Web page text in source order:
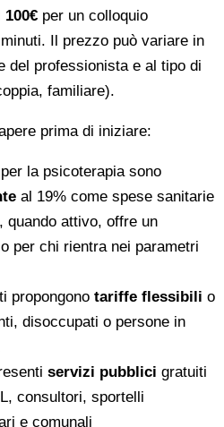
100€ per un colloquio
Il prezzo può variare in
del professionista e al tipo di
familiare).
prima di iniziare:
la psicoterapia sono
al 19% come spese sanitarie
, quando attivo, offre un
per chi rientra nei parametri
propongono tariffe flessibili o
disoccupati o persone in
servizi pubblici gratuiti
consultori, sportelli
e comunali